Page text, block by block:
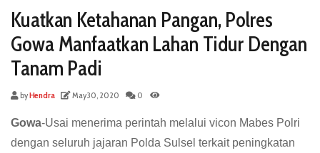
Kuatkan Ketahanan Pangan, Polres
Gowa Manfaatkan Lahan Tidur Dengan
Tanam Padi
byHendra May 30, 2020 0
Gowa-Usai menerima perintah melalui vicon Mabes Polri
dengan seluruh jajaran Polda Sulsel terkait peningkatan